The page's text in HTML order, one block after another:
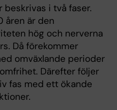
beskrivas i två faser.
åren är den
hög och nerverna
Då förekommer
omväxlande perioder
Därefter följer
fas med ett ökande